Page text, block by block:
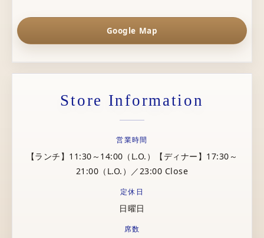
Google Map
Store Information
営業時間
【ランチ】11:30～14:00（L.O.）【ディナー】17:30～
21:00（L.O.）／23:00 Close
定休日
日曜日
席数